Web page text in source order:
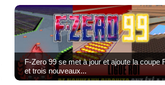
F-Zero 99 se met à jour et ajoute la coupe
et trois nouveaux...